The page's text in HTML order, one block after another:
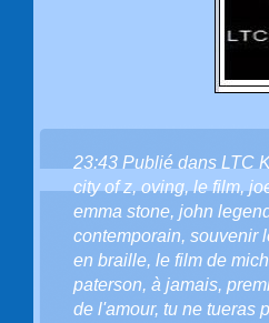
23:43 Publié dans LTC
city of z,oving,le film,
emma stone, john
contemporain, souvenir
en braille, le film de
paterson, à jamais,
de l'amour, tu ne tueras